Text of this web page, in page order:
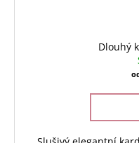
Dlouhý